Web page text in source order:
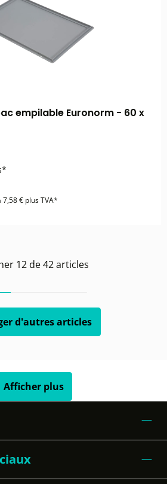
empilable Euronorm - 60 x
€ plus TVA*
12de42articles
d'autres articles
Afficher plus